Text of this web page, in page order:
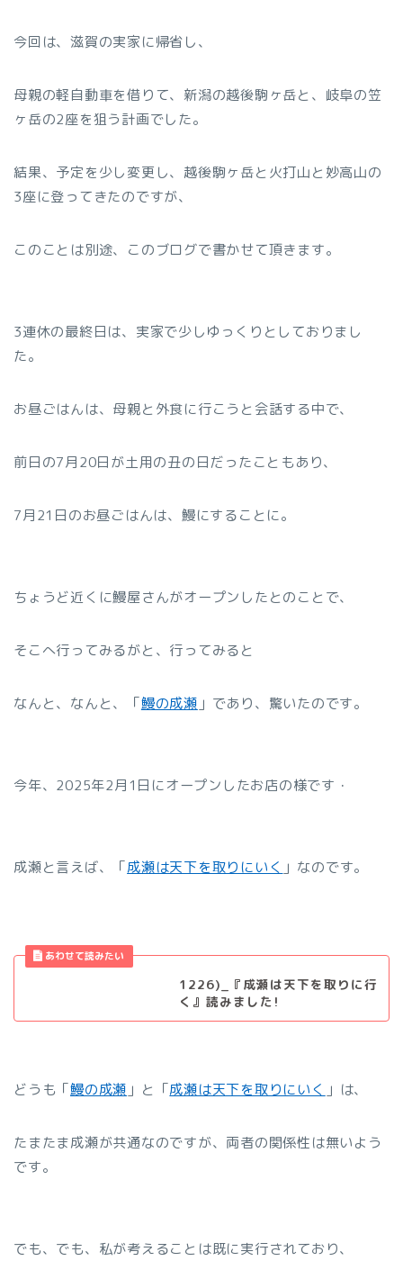
今回は、滋賀の実家に帰省し、
母親の軽自動車を借りて、新潟の越後駒ヶ岳と、岐阜の笠
ヶ岳の2座を狙う計画でした。
結果、予定を少し変更し、越後駒ヶ岳と火打山と妙高山の
3座に登ってきたのですが、
このことは別途、このブログで書かせて頂きます。
3連休の最終日は、実家で少しゆっくりとしておりまし
た。
お昼ごはんは、母親と外食に行こうと会話する中で、
前日の7月20日が土用の丑の日だったこともあり、
7月21日のお昼ごはんは、鰻にすることに。
ちょうど近くに鰻屋さんがオープンしたとのことで、
そこへ行ってみるがと、行ってみると
なんと、なんと、「鰻の成瀬 」であり、驚いたのです。
今年、2025年2月1日にオープンしたお店の様です・
成瀬と言えば、「成瀬は天下を取りにいく 」なのです。
1226)_『成瀬は天下を取りに行
く』読みました!
どうも「鰻の成瀬 」と「成瀬は天下を取りにいく 」は、
たまたま成瀬が共通なのですが、両者の関係性は無いよう
です。
でも、でも、私が考えることは既に実行されており、